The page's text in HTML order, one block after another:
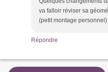
va falloir réviser sa
(petit montage personnel)
Répondre